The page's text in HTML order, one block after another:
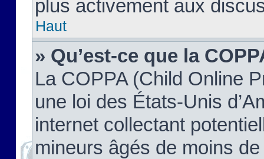
plus activement aux
Haut
» Qu’est-ce que la
La COPPA (Child Online
une loi des États-Unis
internet collectant
mineurs âgés de moins